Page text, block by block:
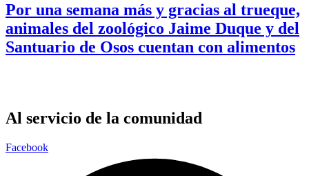
Por una semana más y gracias al trueque,
animales del zoológico Jaime Duque y del
Santuario de Osos cuentan con alimentos
Al servicio de la comunidad
Facebook